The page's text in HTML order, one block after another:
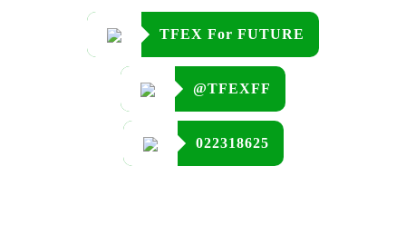
TFEX For FUTURE
@TFEXFF
022318625